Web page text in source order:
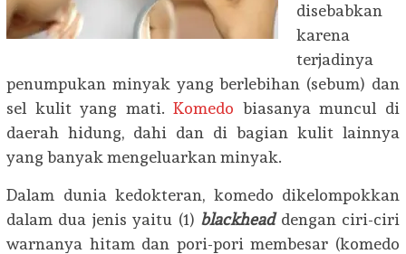
disebabkan
karena
terjadinya
penumpukan minyak yang berlebihan (sebum) dan
sel kulit yang mati.Komedo biasanya muncul di
daerah hidung, dahi dan di bagian kulit lainnya
yang banyak mengeluarkan minyak.
Dalam dunia kedokteran, komedo dikelompokkan
dalam dua jenis yaitu (1) blackheaddengan ciri-ciri
warnanya hitam dan pori-pori membesar (komedo